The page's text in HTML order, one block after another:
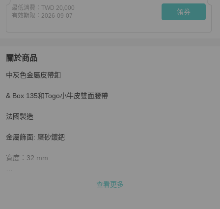
最低消費： TWD 20,000
有效期限： 2026-09-07 領券
關於商品
關於全新 HERMÈS 愛馬仕 H皮帶釦 & 雙面皮腰帶32 mm 黑
中灰色金屬皮帶釦
& Box 135和Togo小牛皮雙面腰帶
法國製造
金屬飾面: 磨砂鍍鈀
寬度：32 mm
查看更多